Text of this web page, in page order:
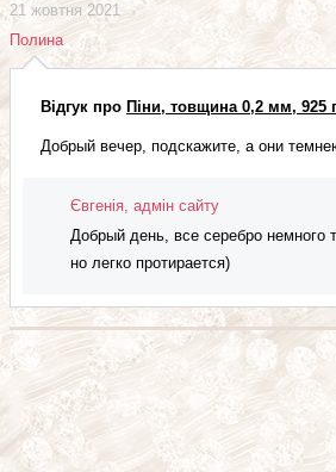
21 жовтня 2021
Полина
Відгук про Піни, товщина 0,2 мм, 925
Добрый вечер, подскажите, а они
Євгенія, адмін сайту
Добрый день, все серебро немного
но легко протирается)